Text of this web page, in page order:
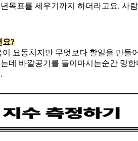
목표를 세우기까지 하더라고요. 사
요?
요동치지만 무엇보다 할일을 만
데 바깥공기를 들이마시는순간 멍